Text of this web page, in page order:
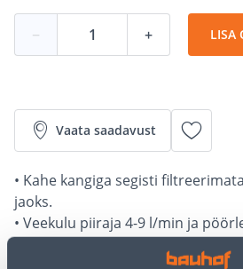
− + LISA
Vaata saadavust
• Kahe kangiga segisti
jaoks.
• Veekulu piiraja 4-9 l/min ja